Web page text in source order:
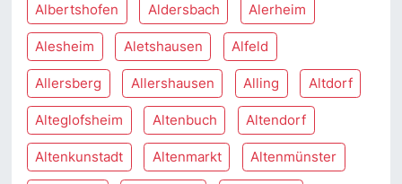
Albertshofen Aldersbach Alerheim
Alesheim Aletshausen Alfeld
Allersberg Allershausen Alling Altdorf
Alteglofsheim Altenbuch Altendorf
Altenkunstadt Altenmarkt Altenmünster